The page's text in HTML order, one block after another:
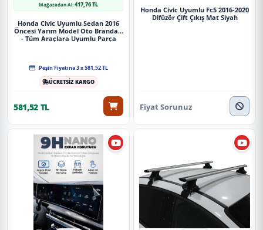
Mağazadan Al:417,76 TL
Honda Civic Uyumlu Sedan 2016
Öncesi Yarım Model Oto Brandası
- Tüm Araçlara Uyumlu Parça
Peşin Fiyatına 3 x 581,52 TL
ÜCRETSİZ KARGO
581,52 TL
Honda Civic Uyumlu Fc5 2016-2020
Difüzör Çift Çıkış Mat Siyah
Fiyat Sorunuz